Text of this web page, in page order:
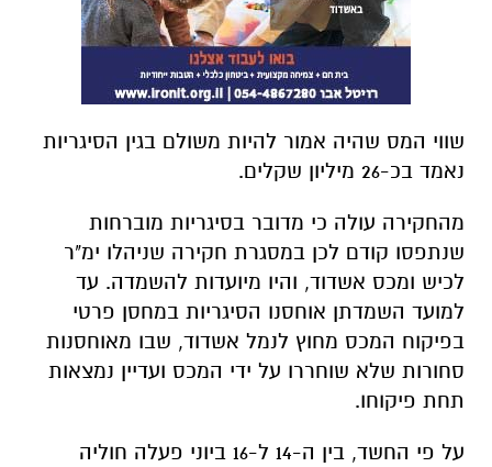
שווי המס שהיה אמור להיות משולם בגין הסיגריות
נאמד בכ-26 מיליון שקלים.
מהחקירה עולה כי מדובר בסיגריות מוברחות
שנתפסו קודם לכן במסגרת חקירה שניהלו ימ"ר
לכיש ומכס אשדוד, והיו מיועדות להשמדה. עד
למועד השמדתן אוחסנו הסיגריות במחסן פרטי
בפיקוח המכס מחוץ לנמל אשדוד, שבו מאוחסנות
סחורות שלא שוחררו על ידי המכס ועדיין נמצאות
תחת פיקוחו.
על פי החשד, בין ה-14 ל-16 ביוני פעלה חוליה